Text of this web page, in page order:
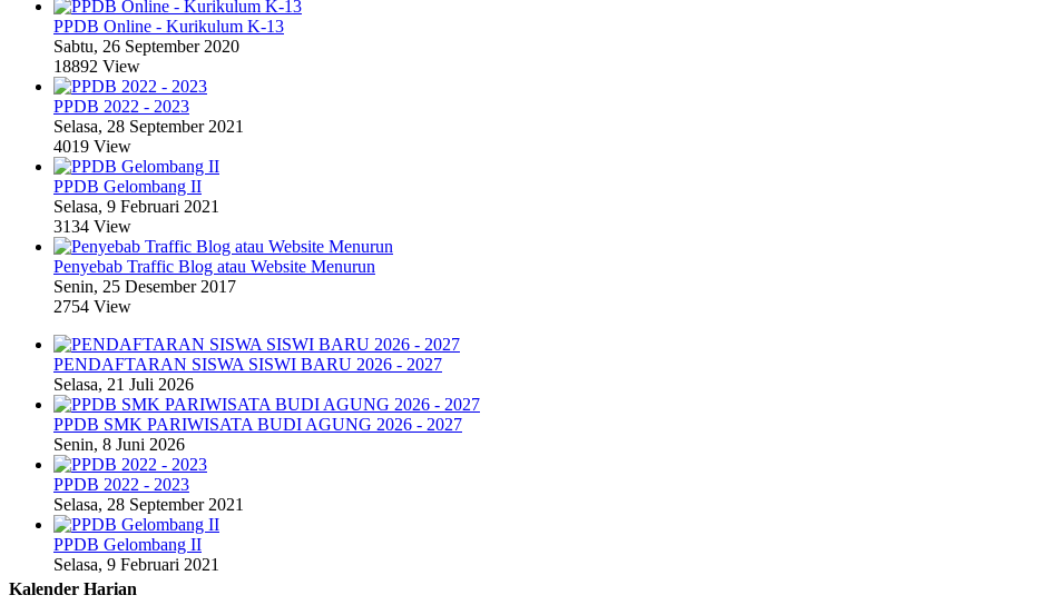
PPDB Online - Kurikulum K-13
Sabtu, 26 September 2020
18892 View
PPDB 2022 - 2023
Selasa, 28 September 2021
4019 View
PPDB Gelombang II
Selasa, 9 Februari 2021
3134 View
Penyebab Traffic Blog atau Website Menurun
Senin, 25 Desember 2017
2754 View
PENDAFTARAN SISWA SISWI BARU 2026 - 2027
Selasa, 21 Juli 2026
PPDB SMK PARIWISATA BUDI AGUNG 2026 - 2027
Senin, 8 Juni 2026
PPDB 2022 - 2023
Selasa, 28 September 2021
PPDB Gelombang II
Selasa, 9 Februari 2021
Kalender Harian